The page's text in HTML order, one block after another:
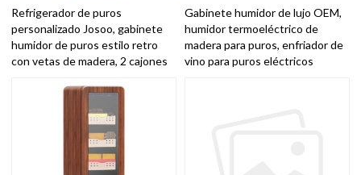
Refrigerador de puros
personalizado Josoo, gabinete
humidor de puros estilo retro
con vetas de madera, 2 cajones
Gabinete humidor de lujo OEM,
humidor termoeléctrico de
madera para puros, enfriador de
vino para puros eléctricos